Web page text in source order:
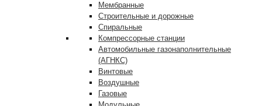
Мембранные
Строительные и дорожные
Спиральные
Компрессорные станции
Автомобильные газонаполнительные
(АГНКС)
Винтовые
Воздушные
Газовые